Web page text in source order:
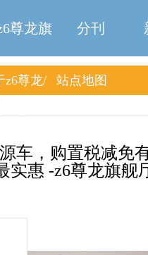
尊龙旗
舰厅
分刊
z6尊龙
站点地图
车，购置税减免
实惠 -z6尊龙旗舰